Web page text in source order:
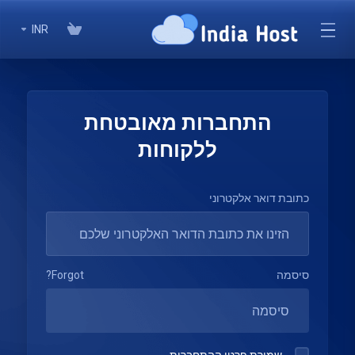
INR
התחברות מאובטחת
ללקוחות
כתובת דואר אלקטרוני
סיסמה Forgot?